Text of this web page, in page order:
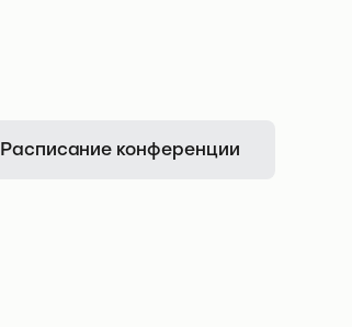
Расписание конференции